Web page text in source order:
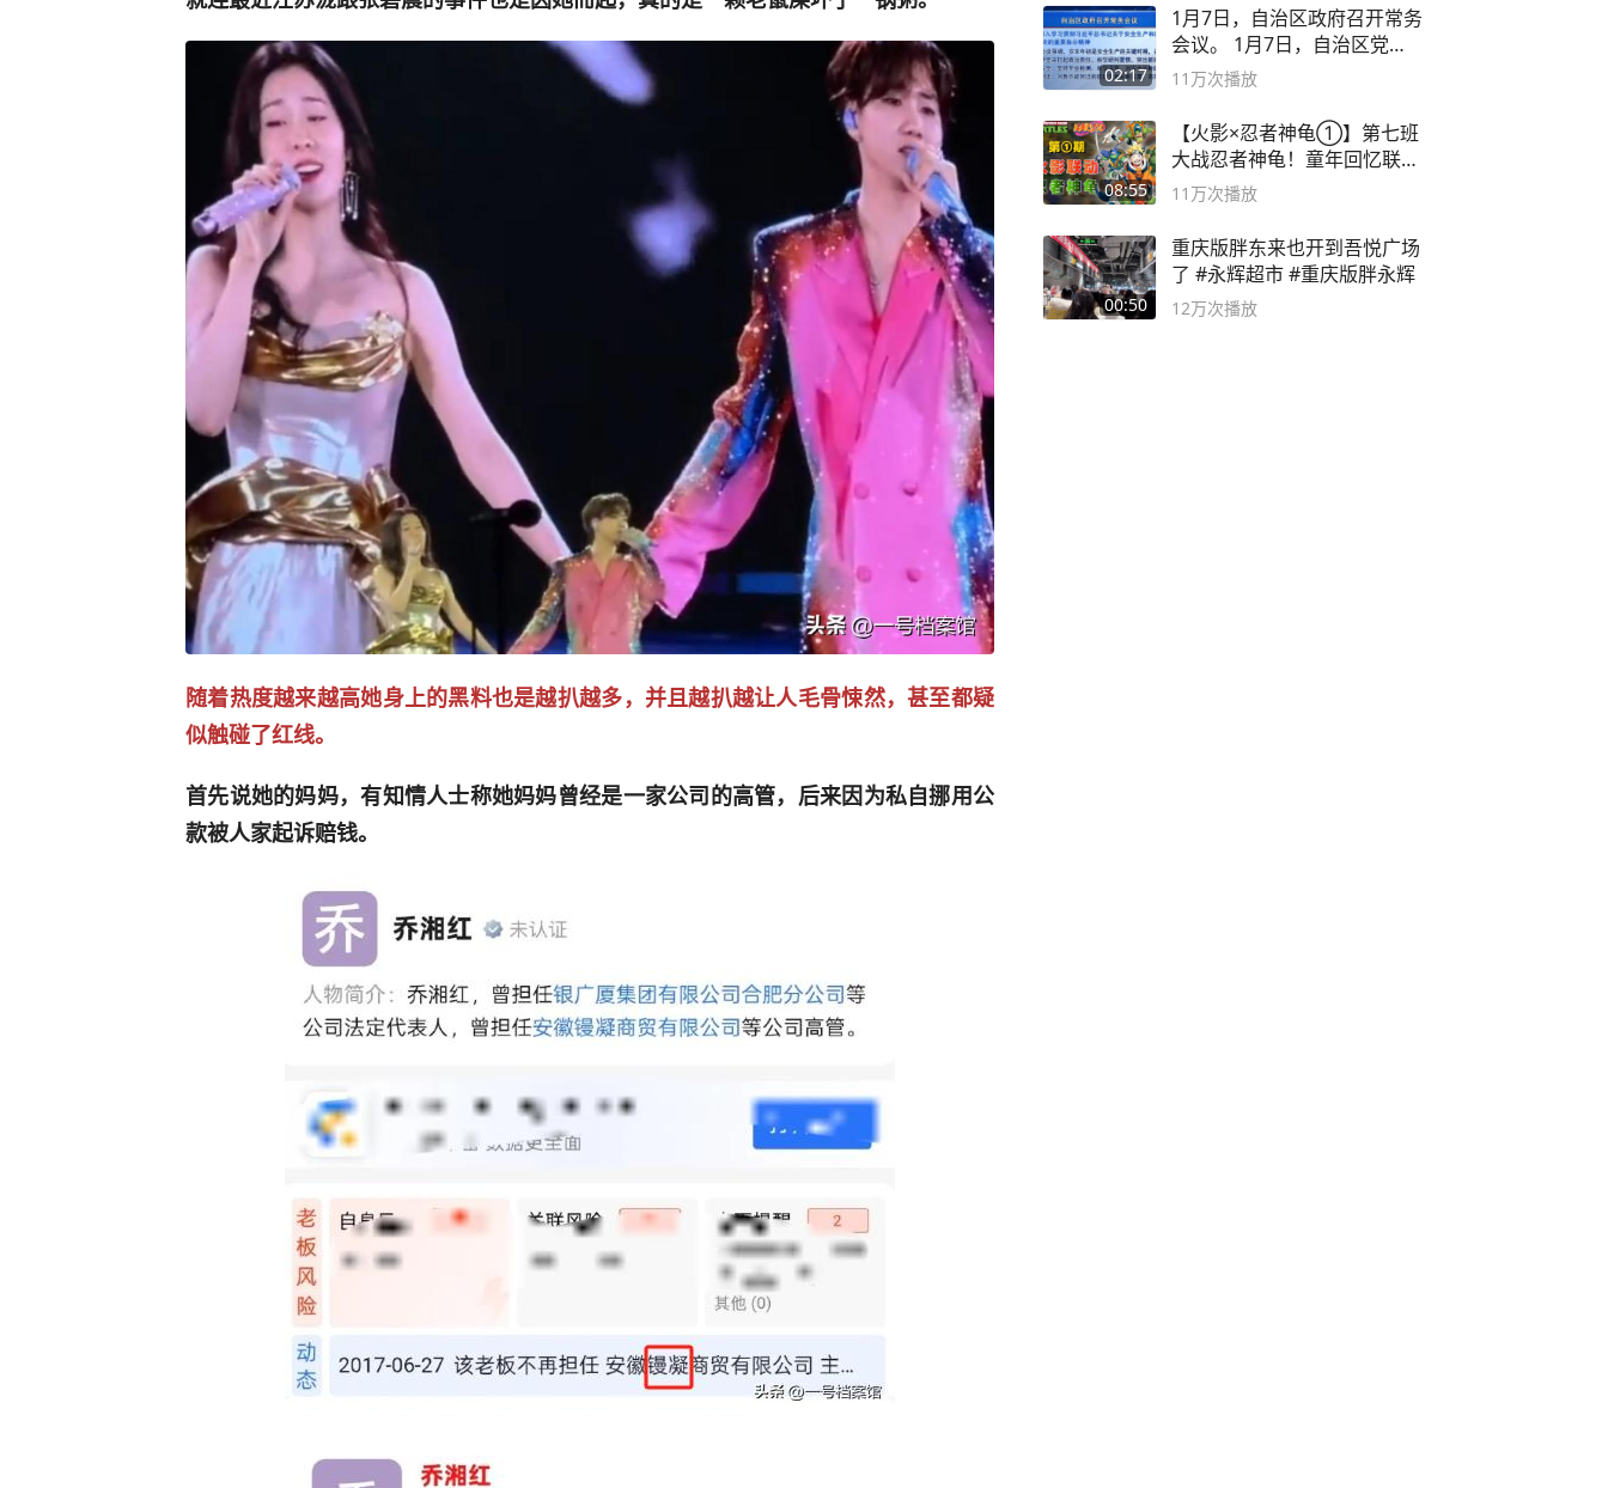
随着热度越来越高她身上的黑料也是越扒越多，并且越扒越让人毛骨悚然，甚至都疑
似触碰了红线。
首先说她的妈妈，有知情人士称她妈妈曾经是一家公司的高管，后来因为私自挪用公
款被人家起诉赔钱。
02:17
1月7日，自治区政府召开常务
会议。 1月7日，自治区党委
副书记
11万次播放
08:55
【火影×忍者神龟①】第七班
大战忍者神龟！童年回忆联动
论武？
11万次播放
00:50
重庆版胖东来也开到吾悦广场
了 #永辉超市 #重庆版胖永辉
12万次播放